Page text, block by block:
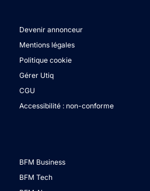
Devenir annonceur
Mentions légales
Politique cookie
Gérer Utiq
CGU
Accessibilité : non-conforme
BFM Business
BFM Tech